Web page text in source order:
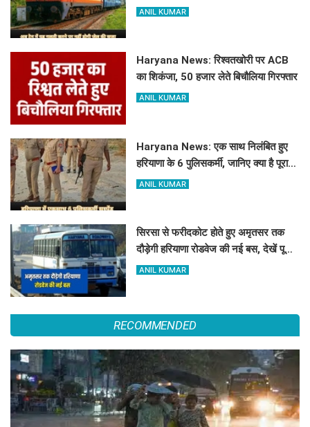
होगी कोई सजा
ANIL KUMAR
Haryana News: रिश्वतखोरी पर ACB
का शिकंजा, 50 हजार लेते बिचौलिया गिरफ्तार
ANIL KUMAR
Haryana News: एक साथ निलंबित हुए
हरियाणा के 6 पुलिसकर्मी, जानिए क्या है पूरा
मामला
ANIL KUMAR
सिरसा से फरीदकोट होते हुए अमृतसर तक
दौड़ेगी हरियाणा रोडवेज की नई बस, देखें पूरा
रूट और टाइम टेबल
ANIL KUMAR
RECOMMENDED